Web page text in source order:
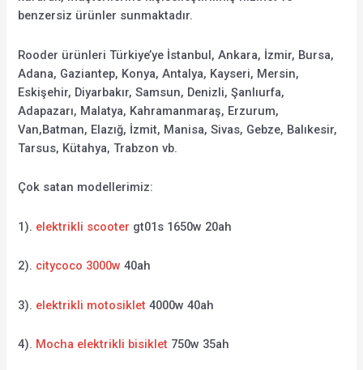
benzersiz ürünler sunmaktadır.
Rooder ürünleri Türkiye’ye İstanbul, Ankara, İzmir, Bursa,
Adana, Gaziantep, Konya, Antalya, Kayseri, Mersin,
Eskişehir, Diyarbakır, Samsun, Denizli, Şanlıurfa,
Adapazarı, Malatya, Kahramanmaraş, Erzurum,
Van,Batman, Elazığ, İzmit, Manisa, Sivas, Gebze, Balıkesir,
Tarsus, Kütahya, Trabzon vb.
Çok satan modellerimiz:
1). elektrikli scooter gt01s 1650w 20ah
2). citycoco 3000w 40ah
3). elektrikli motosiklet 4000w 40ah
4). Mocha elektrikli bisiklet 750w 35ah